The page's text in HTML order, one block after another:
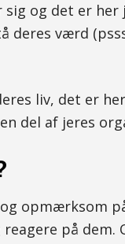
og det er
deres værd
liv, det er
del af jeres
opmærksom
på dem.